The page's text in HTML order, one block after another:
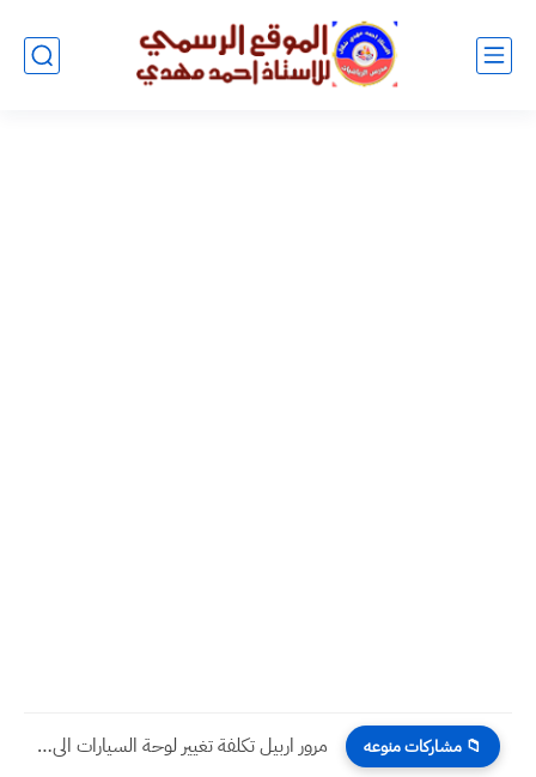
📁 مشاركات منوعه طريقة عمل حلى الكاسات وصفة سهلة وسريعة